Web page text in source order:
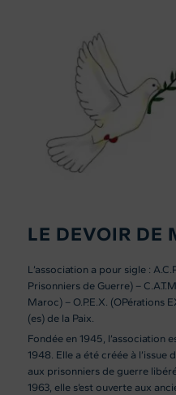
LE DEVOIR DE
L’association a pour sigle :
Prisonniers de Guerre) –
Maroc) – O.P.E.X. (OPérations
(es) de la Paix.
Fondée en 1945, l’association
1948. Elle a été créée à
aux prisonniers de guerre
1963, elle s’est ouverte aux